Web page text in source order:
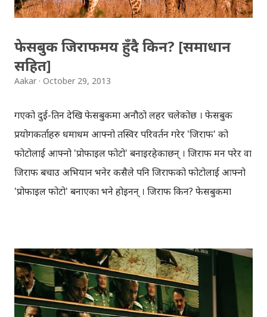
ह्यासट्यागको विशेष महत्व रहन्छ । जनमत बुझ्नका लागि पनि
फेसबुक जिराफमय हुँदै किन? [समाधान
सहित]
Aakar October 29, 2013
गएको दुई-तिन देखि फेसबुकमा अनौठो लहर चलेकोछ । फेसबुक
प्रयोगकर्ताहरु धमाधम आफ्नो तस्विर परिवर्तन गरेर 'जिराफ' को
फोटोलाई आफ्नो 'प्रोफाइल फोटो' बनाइरहेकाछन् । जिराफ मन परेर वा
जिराफ बचाउ अभियान भनेर कसैले पनि जिराफको फोटोलाई आफ्नो
'प्रोफाइल फोटो' बनाएका भने होइनन् । जिराफ किन? फेसबुकमा
उत्तर सही भएको खण्डमा केही गर्नुप्रदैन तर उत्तर गलत भएको खण्डमा
आफ्नो प्रोफाइल फोटोमा पनि जिराफको तस्विर राख्नुपर्छ । अनि
खेलको नियम अनुसार गलत उत्तर दिनेहरुले जिराफको फोटोलाई केही
समयको लागि आफ्नो प्रोफाइल फोटो बनाउँछन् र सोही प्रश्न अरुलाई